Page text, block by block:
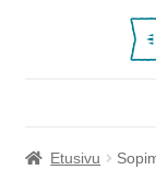
Palvelumaksut
Etusivu